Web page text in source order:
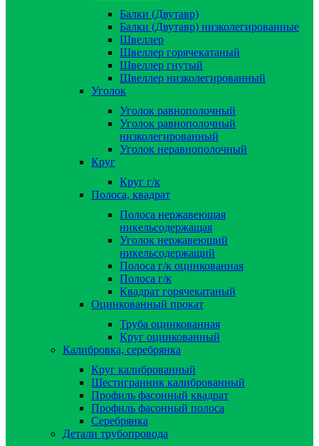
Балки (Двутавр)
Балки (Двутавр) низколегированные
Швеллер
Швеллер горячекатаный
Швеллер гнутый
Швеллер низколегированный
Уголок
Уголок равнополочный
Уголок равнополочный
низколегированный
Уголок неравнополочный
Круг
Круг г/к
Полоса, квадрат
Полоса нержавеющая
никельсодержащая
Уголок нержавеющий
никельсодержащий
Полоса г/к оцинкованная
Полоса г/к
Квадрат горячекатаный
Оцинкованный прокат
Труба оцинкованная
Круг оцинкованный
Калибровка, серебрянка
Круг калиброванный
Шестигранник калиброванный
Профиль фасонный квадрат
Профиль фасонный полоса
Серебрянка
Детали трубопровода